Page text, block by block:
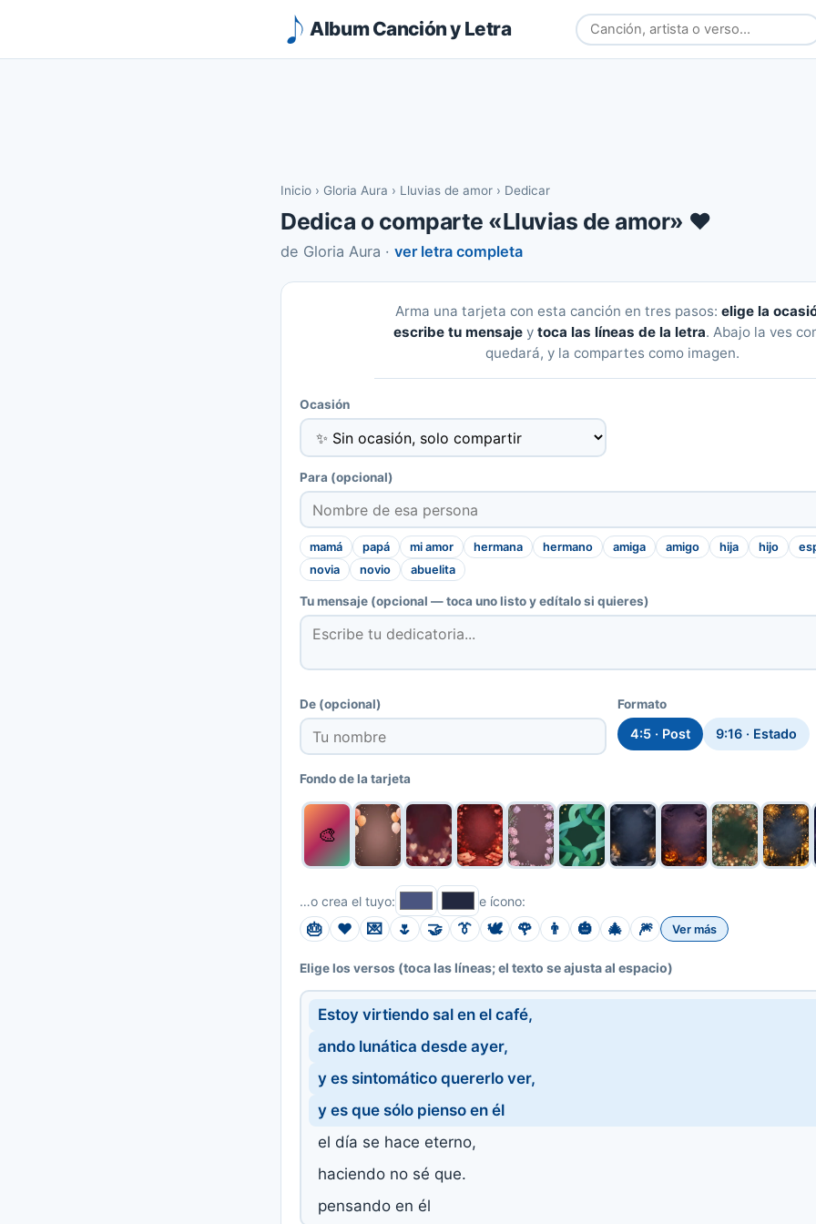
Album Canción y Letra
Inicio › Gloria Aura › Lluvias de amor › Dedicar
Dedica o comparte «Lluvias de amor» ❤️
de Gloria Aura · ver letra completa
Arma una tarjeta con esta canción en tres pasos: elige la
escribe tu mensajey toca las líneas de la letra. Abajo la ves
quedará, y la compartes como imagen.
Ocasión
Para (opcional)
mamá papá mi amor hermana hermano amiga amigo hija hijo
novia
novio abuelita
Tu mensaje (opcional — toca uno listo y edítalo si quieres)
De (opcional) Formato
4:5 · Post 9:16 · Estado
Fondo de la tarjeta
🎨
…o crea el tuyo: e ícono:
🎂 ❤️ 💌 🌷 🤝 👔 🕊️ 🌹 👨 🎃 🎄 🎆 Ver más
Elige los versos (toca las líneas; el texto se ajusta al espacio)
Estoy virtiendo sal en el café,
ando lunática desde ayer,
y es sintomático quererlo ver,
y es que sólo pienso en él
el día se hace eterno,
haciendo no sé que.
pensando en él